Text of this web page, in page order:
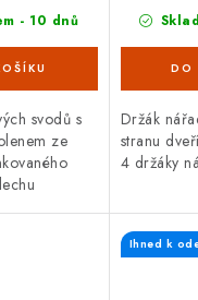
- 10 dnů
svodů s
ze
Držák
stranu
4 držáky
Ihned k